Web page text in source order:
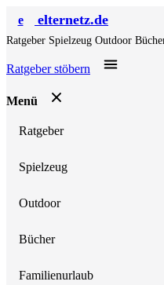
e elternetz.de
Ratgeber Spielzeug Outdoor
Ratgeber stöbern
Menü
Ratgeber
Spielzeug
Outdoor
Bücher
Familienurlaub